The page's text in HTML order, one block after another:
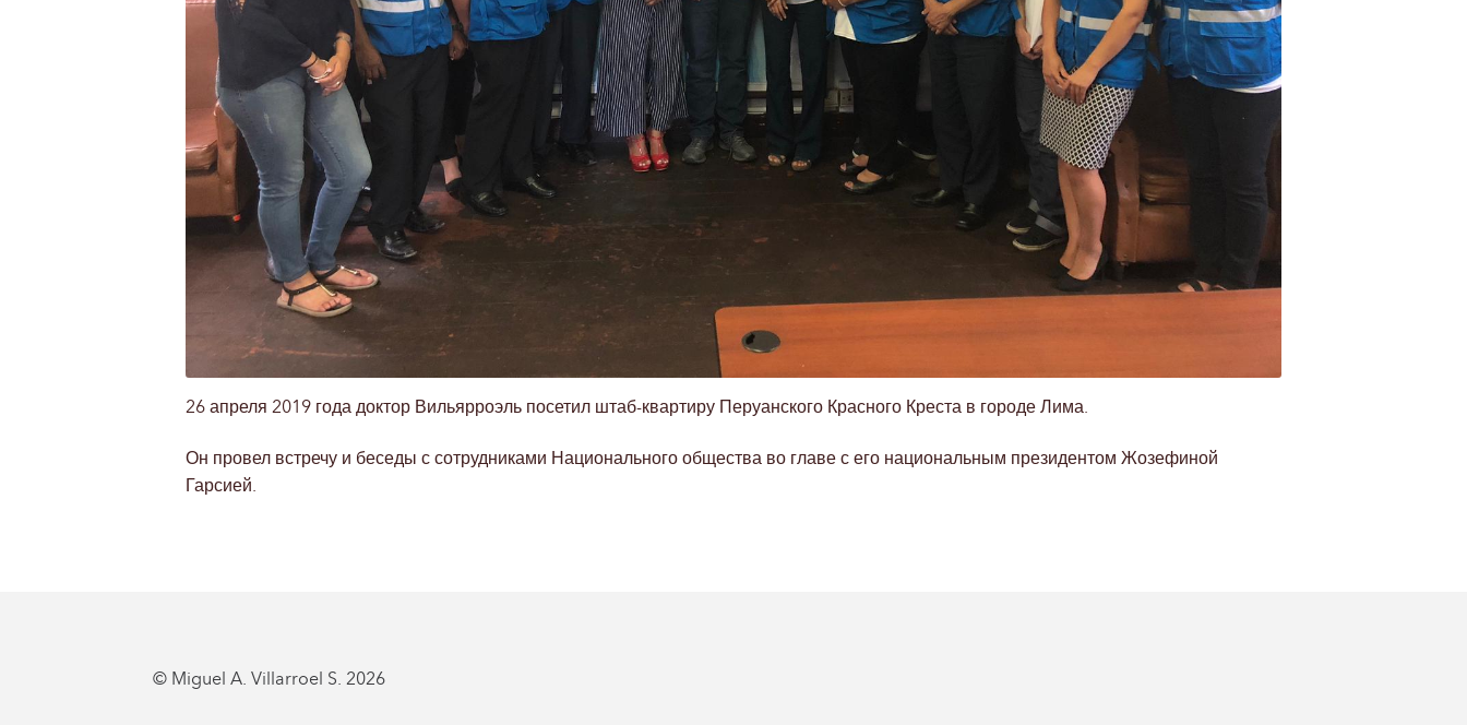
26 апреля 2019 года доктор Вильярроэль посетил штаб-квартиру Перуанского Красного Креста в городе Лима.
Он провел встречу и беседы с сотрудниками Национального общества во главе с его национальным президентом Жозефиной
Гарсией.
© Miguel A. Villarroel S. 2026